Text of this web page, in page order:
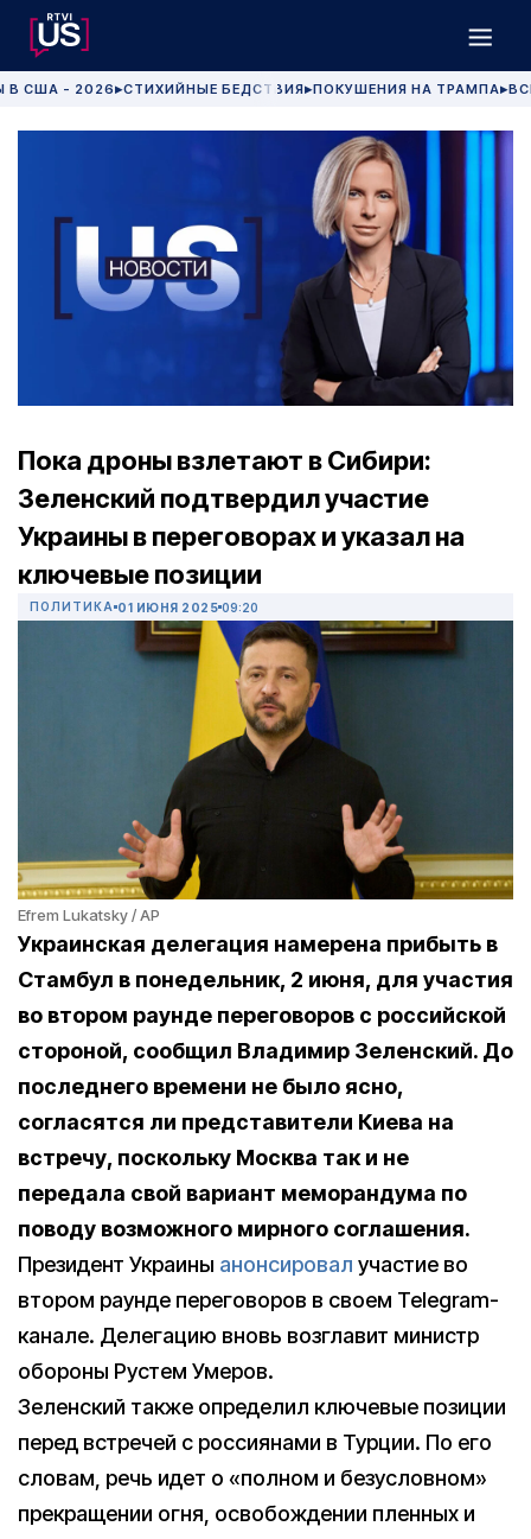
В США - 2026 ▶СТИХИЙНЫЕ БЕДСТВИЯ▶ПОКУШЕНИЯ НА ТРАМПА▶
Пока дроны взлетают в Сибири:
Зеленский подтвердил участие
Украины в переговорах и указал на
ключевые позиции
ПОЛИТИКА 01 ИЮНЯ 2025 09:20
Efrem Lukatsky / AP
Украинская делегация намерена прибыть в
Стамбул в понедельник, 2 июня, для участия
во втором раунде переговоров с российской
стороной, сообщил Владимир Зеленский. До
последнего времени не было ясно,
согласятся ли представители Киева на
встречу, поскольку Москва так и не
передала свой вариант меморандума по
поводу возможного мирного соглашения.
Президент Украины анонсировал участие во
втором раунде переговоров в своем Telegram-
канале. Делегацию вновь возглавит министр
обороны Рустем Умеров.
Зеленский также определил ключевые позиции
перед встречей с россиянами в Турции. По его
словам, речь идет о «полном и безусловном»
прекращении огня, освобождении пленных и